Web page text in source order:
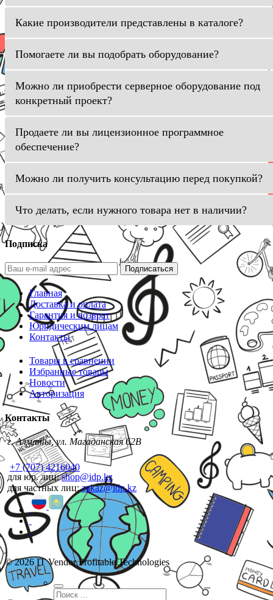
Какие производители представлены в каталоге?
Помогаете ли вы подобрать оборудование?
Можно ли приобрести серверное оборудование под
конкретный проект?
Продаете ли вы лицензионное программное
обеспечение?
Можно ли получить консультацию перед покупкой?
Что делать, если нужного товара нет в наличии?
Подписка
Подписаться
Главная
Доставка и оплата
Гарантия и возврат
Юридическим лицам
Контакты
Товары в сравнении
Избранные товары
Новости
Авторизация
Контакты
г. Алматы, ул. Магаданская 62В
+7 (707) 4216040
для юр. лиц:shop@idp.kz
для частных лиц:zakaz@idp.kz
© 2026 IT Vendor Profitable Technologies